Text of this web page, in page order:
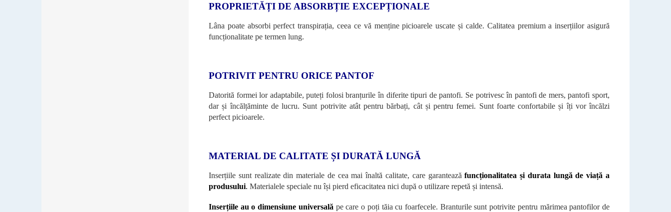
PROPRIETĂȚI DE ABSORBȚIE EXCEPȚIONALE
Lâna poate absorbi perfect transpirația, ceea ce vă menține picioarele uscate și calde. Calitatea premium a inserțiilor asigură
funcționalitate pe termen lung.
POTRIVIT PENTRU ORICE PANTOF
Datorită formei lor adaptabile, puteți folosi branțurile în diferite tipuri de pantofi. Se potrivesc în pantofi de mers, pantofi sport,
dar și încălțăminte de lucru. Sunt potrivite atât pentru bărbați, cât și pentru femei. Sunt foarte confortabile și îți vor încălzi
perfect picioarele.
MATERIAL DE CALITATE ȘI DURATĂ LUNGĂ
Inserțiile sunt realizate din materiale de cea mai înaltă calitate, care garanteazăfuncționalitatea și durata lungă de viață a
produsului. Materialele speciale nu își pierd eficacitatea nici după o utilizare repetă și intensă.
Inserțiile au o dimensiune universală pe care o poți tăia cu foarfecele. Branturile sunt potrivite pentru mărimea pantofilor de